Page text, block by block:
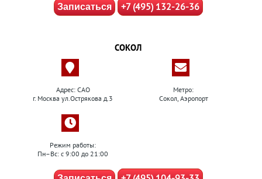
Записаться +7 (495) 132-26-36
СОКОЛ
Адрес: САО
г. Москва ул.Острякова д.3
Метро:
Сокол, Аэропорт
Режим работы:
Пн–Вс: с 9:00 до 21:00